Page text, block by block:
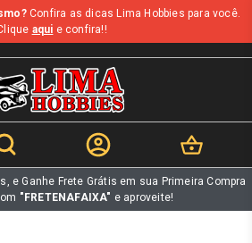
Confira as dicas Lima Hobbies para você.
aqui e confira!!
e Ganhe Frete Grátis em sua Primeira Compra
"FRETENAFAIXA" e aproveite!